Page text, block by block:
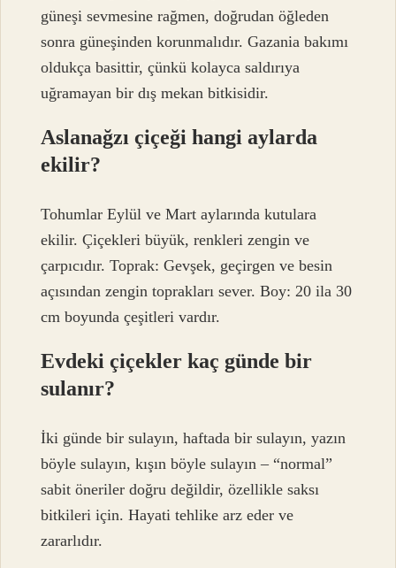
güneşi sevmesine rağmen, doğrudan öğleden
sonra güneşinden korunmalıdır. Gazania bakımı
oldukça basittir, çünkü kolayca saldırıya
uğramayan bir dış mekan bitkisidir.
Aslanağzı çiçeği hangi aylarda
ekilir?
Tohumlar Eylül ve Mart aylarında kutulara
ekilir. Çiçekleri büyük, renkleri zengin ve
çarpıcıdır. Toprak: Gevşek, geçirgen ve besin
açısından zengin toprakları sever. Boy: 20 ila 30
cm boyunda çeşitleri vardır.
Evdeki çiçekler kaç günde bir
sulanır?
İki günde bir sulayın, haftada bir sulayın, yazın
böyle sulayın, kışın böyle sulayın – “normal”
sabit öneriler doğru değildir, özellikle saksı
bitkileri için. Hayati tehlike arz eder ve
zararlıdır.